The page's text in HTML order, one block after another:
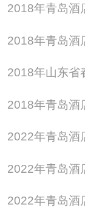
2018年青岛酒
2018年青岛酒
2018年青岛酒